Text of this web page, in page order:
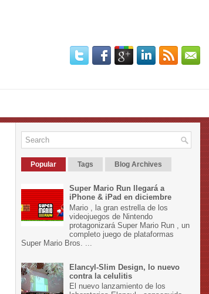
Popular Tags Blog Archives
Super Mario Run llegará a
iPhone & iPad en diciembre
Mario , la gran estrella de los
videojuegos de Nintendo
protagonizará Super Mario Run , un
completo juego de plataformas
Super Mario Bros. ...
Elancyl-Slim Design, lo nuevo
contra la celulitis
El nuevo lanzamiento de los